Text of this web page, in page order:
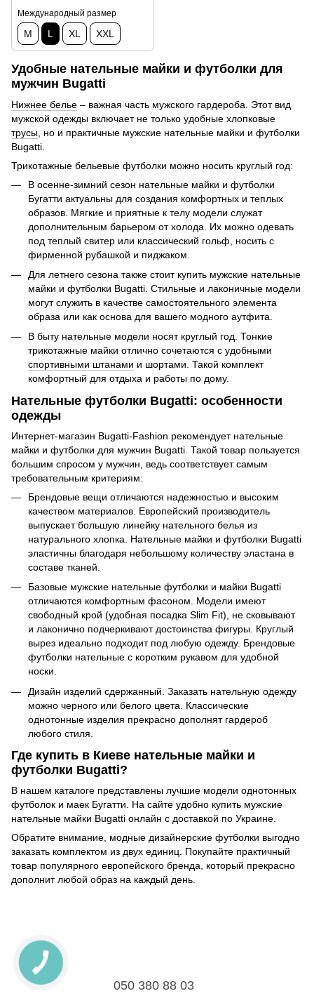
Международный размер
M L XL XXL
Удобные нательные майки и футболки для
мужчин Bugatti
Нижнее белье – важная часть мужского гардероба. Этот вид
мужской одежды включает не только удобные хлопковые
трусы , но и практичные мужские нательные майки и футболки
Bugatti.
Трикотажные бельевые футболки можно носить круглый год:
В осенне-зимний сезон нательные майки и футболки
Бугатти актуальны для создания комфортных и теплых
образов. Мягкие и приятные к телу модели служат
дополнительным барьером от холода. Их можно одевать
под теплый свитер или классический гольф, носить с
фирменной рубашкой и пиджаком.
Для летнего сезона также стоит купить мужские нательные
майки и футболки Bugatti. Стильные и лаконичные модели
могут служить в качестве самостоятельного элемента
образа или как основа для вашего модного аутфита.
В быту нательные модели носят круглый год. Тонкие
трикотажные майки отлично сочетаются с удобными
спортивными штанами и шортами. Такой комплект
комфортный для отдыха и работы по дому.
Нательные футболки Bugatti: особенности
одежды
Интернет-магазин Bugatti-Fashion рекомендует нательные
майки и футболки для мужчин Bugatti. Такой товар пользуется
большим спросом у мужчин, ведь соответствует самым
требовательным критериям:
Брендовые вещи отличаются надежностью и высоким
качеством материалов. Европейский производитель
выпускает большую линейку нательного белья из
натурального хлопка. Нательные майки и футболки Bugatti
эластичны благодаря небольшому количеству эластана в
составе тканей.
Базовые мужские нательные футболки и майки Bugatti
отличаются комфортным фасоном. Модели имеют
свободный крой (удобная посадка Slim Fit), не сковывают
и лаконично подчеркивают достоинства фигуры. Круглый
вырез идеально подходит под любую одежду. Брендовые
футболки нательные с коротким рукавом для удобной
носки.
Дизайн изделий сдержанный. Заказать нательную одежду
можно черного или белого цвета. Классические
однотонные изделия прекрасно дополнят гардероб
любого стиля.
Где купить в Киеве нательные майки и
футболки Bugatti?
В нашем каталоге представлены лучшие модели однотонных
футболок и маек Бугатти. На сайте удобно купить мужские
нательные майки Bugatti онлайн с доставкой по Украине.
Обратите внимание, модные дизайнерские футболки выгодно
заказать комплектом из двух единиц. Покупайте практичный
товар популярного европейского бренда, который прекрасно
дополнит любой образ на каждый день.
050 380 88 03